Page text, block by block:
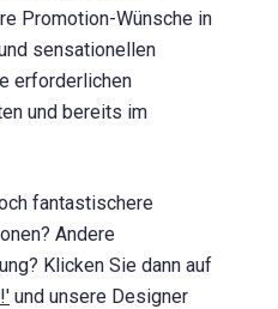
Promotion-Wünsche in
sensationellen
erforderlichen
und bereits im
fantastischere
Andere
Klicken Sie dann auf
und unsere Designer